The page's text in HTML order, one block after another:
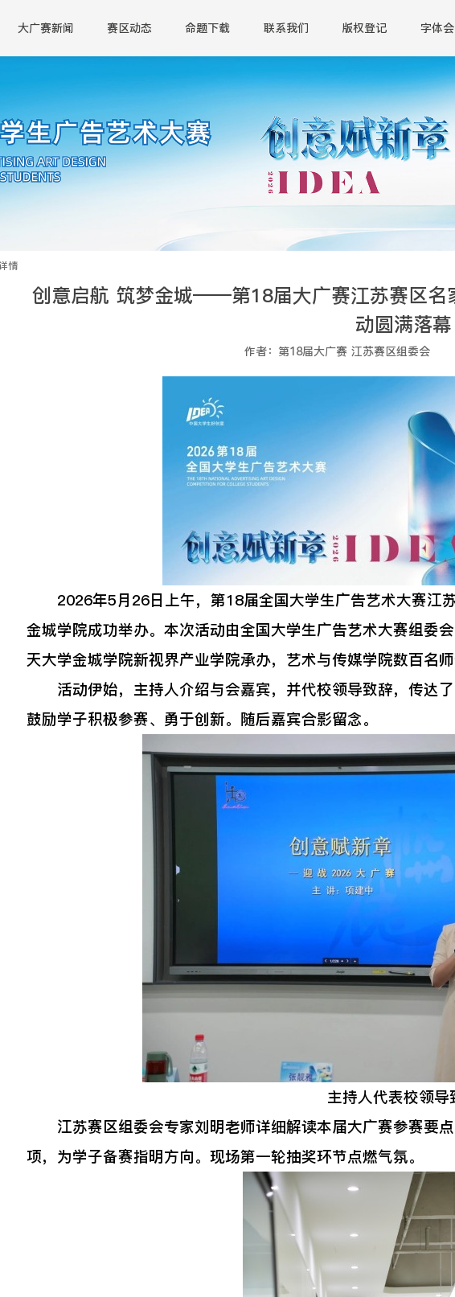
大广赛新闻 赛区动态 命题下载 联系我们 版权登记 字体
情
创意启航 筑梦金城——第18届大广赛江苏赛区名
动圆满落幕
作者：第18届大广赛 江苏赛区组委会
2026年5月26日上午，第18届全国大学生广告艺术大赛江
金城学院成功举办。本次活动由全国大学生广告艺术大赛组委
天大学金城学院新视界产业学院承办，艺术与传媒学院数百名
活动伊始，主持人介绍与会嘉宾，并代校领导致辞，传达了
鼓励学子积极参赛、勇于创新。随后嘉宾合影留念。
主持人代表校领导
江苏赛区组委会专家刘明老师详细解读本届大广赛参赛要
项，为学子备赛指明方向。现场第一轮抽奖环节点燃气氛。